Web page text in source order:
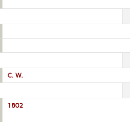
C. W.
1802